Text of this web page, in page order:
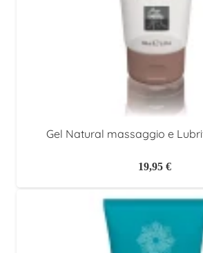
Gel Natural massaggio e
19,95 €